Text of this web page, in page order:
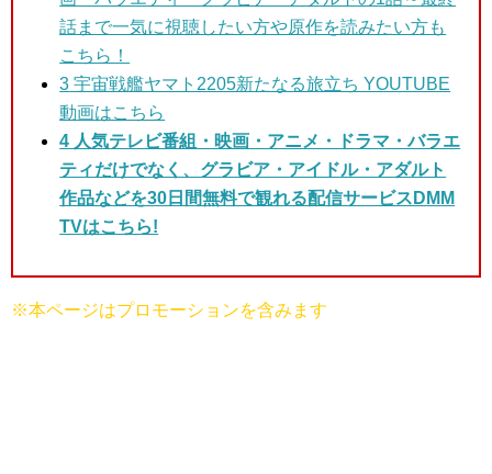
話まで一気に視聴したい方や原作を読みたい方も
こちら！
3 宇宙戦艦ヤマト2205新たなる旅立ち YOUTUBE
動画はこちら
4 人気テレビ番組・映画・アニメ・ドラマ・バラエ
ティだけでなく、グラビア・アイドル・アダルト
作品などを30日間無料で観れる配信サービスDMM
TVはこちら!
※本ページはプロモーションを含みます